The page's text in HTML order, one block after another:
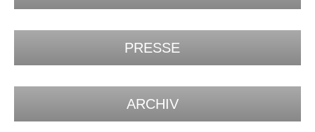
PRESSE
ARCHIV